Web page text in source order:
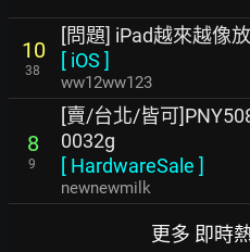
10
38
[問題] iPad越來越像
[ iOS ]
ww12ww123
8
9
[賣/台北/皆可
0032g
[ HardwareSale ]
newnewmilk
更多 即時